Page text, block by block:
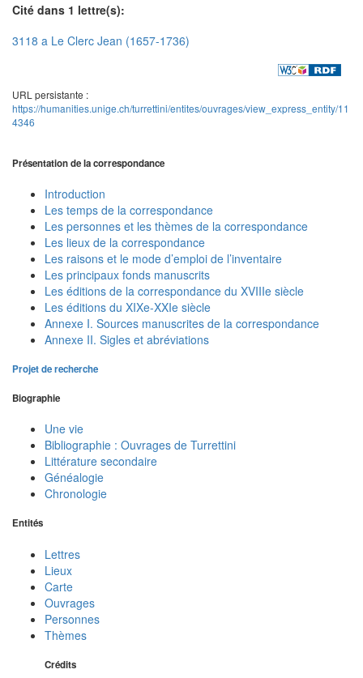
Cité dans 1 lettre(s):
3118 a Le Clerc Jean (1657-1736)
URL persistante :
https://humanities.unige.ch/turrettini/entites/ouvrages/view_express_entity/11
4346
Présentation de la correspondance
Introduction
Les temps de la correspondance
Les personnes et les thèmes de la correspondance
Les lieux de la correspondance
Les raisons et le mode d’emploi de l’inventaire
Les principaux fonds manuscrits
Les éditions de la correspondance du XVIIIe siècle
Les éditions du XIXe-XXIe siècle
Annexe I. Sources manuscrites de la correspondance
Annexe II. Sigles et abréviations
Projet de recherche
Biographie
Une vie
Bibliographie : Ouvrages de Turrettini
Littérature secondaire
Généalogie
Chronologie
Entités
Lettres
Lieux
Carte
Ouvrages
Personnes
Thèmes
Crédits